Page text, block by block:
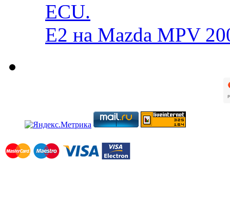
ECU.
E2 на Mazda MPV